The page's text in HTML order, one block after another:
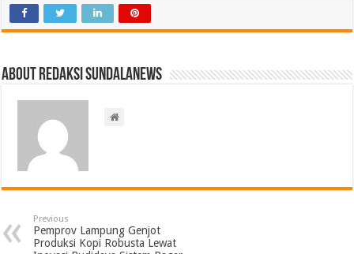
About Redaksi Sundalanews
Previous
Pemprov Lampung Genjot
Produksi Kopi Robusta Lewat